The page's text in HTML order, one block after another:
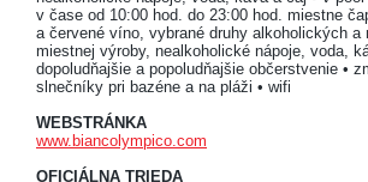
v čase od 10:00 hod. do 23:00 hod. miestne
a červené víno, vybrané druhy alkoholických a
miestnej výroby, nealkoholické nápoje, voda,
dopoludňajšie a popoludňajšie občerstvenie •
slnečníky pri bazéne a na pláži • wifi
WEBSTRÁNKA
www.biancolympico.com
OFICIÁLNA TRIEDA